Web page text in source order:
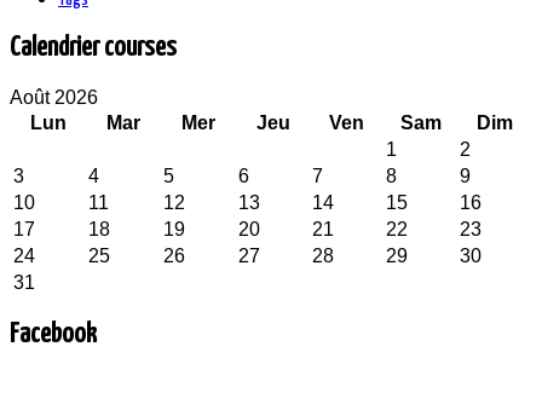
Calendrier courses
Août 2026
Lun
Mar Mer Jeu Ven Sam
Dim
1
2
3
4 5 6 7 8
9
10
11 12 13 14 15
16
17
18 19 20 21 22
23
24
25 26 27 28 29
30
31
Facebook